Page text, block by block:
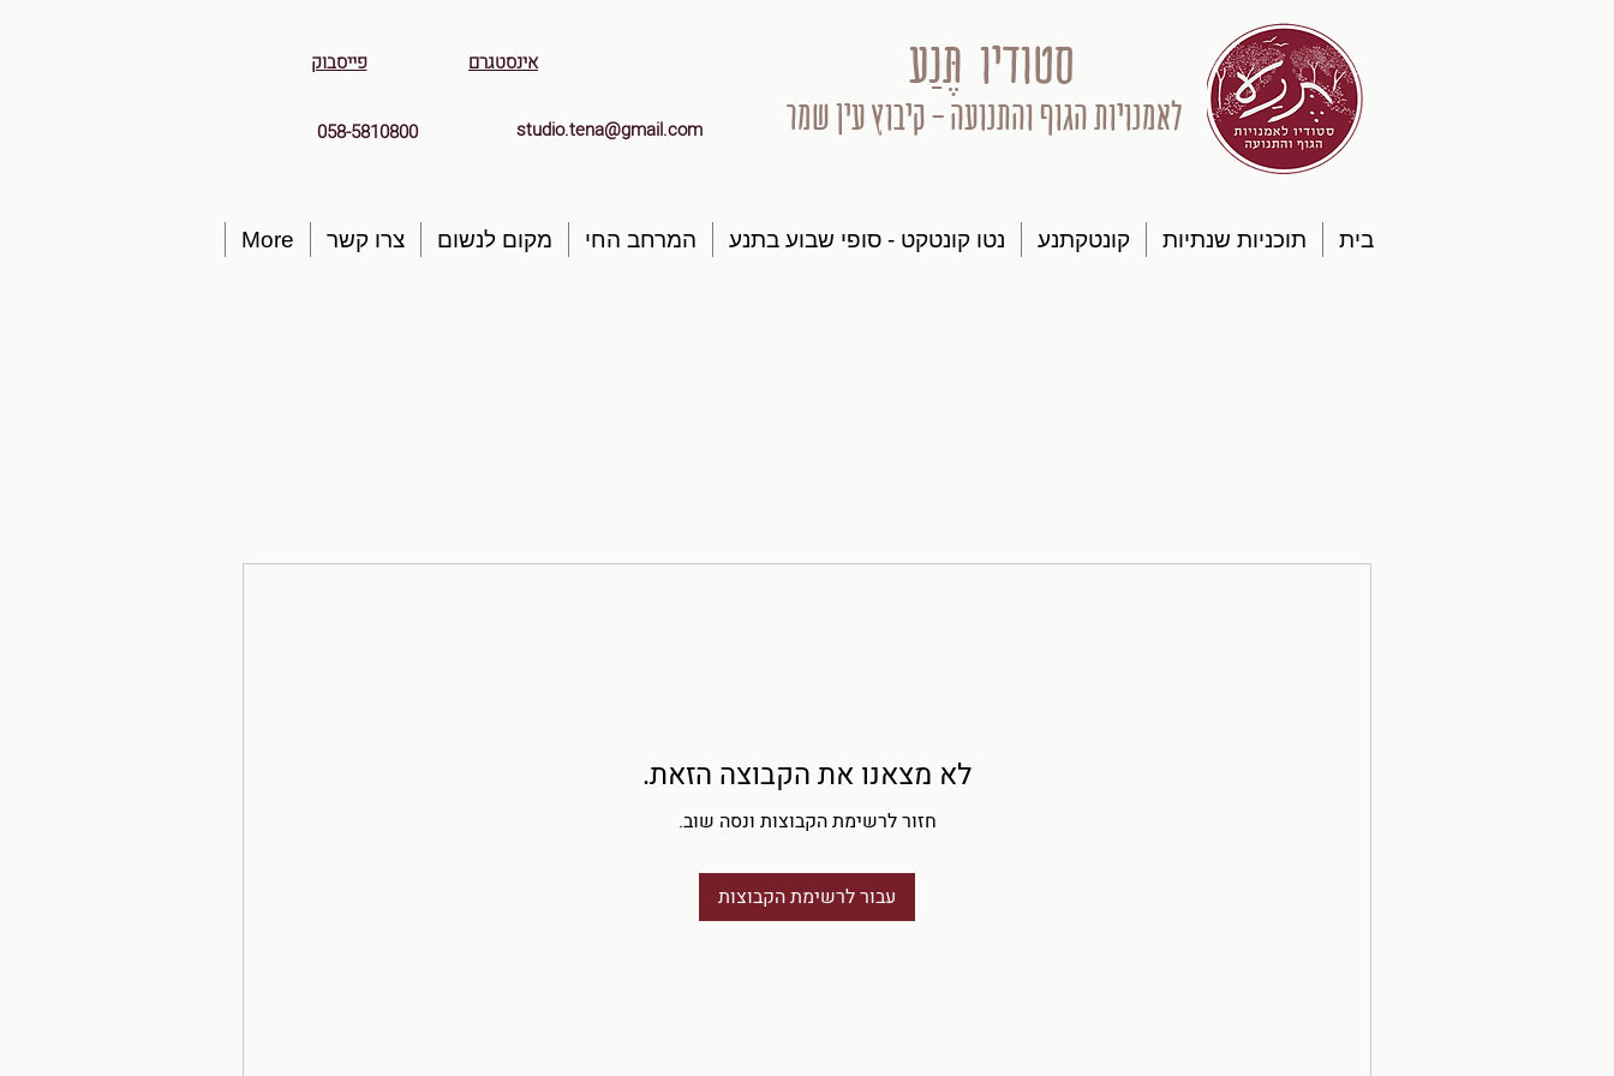
פייסבוק אינסטגרם
058-5810800 studio.tena@gmail.com
סטודיו תֶּנַע
לאמנויות הגוף והתנועה - קיבוץ עין שמר
בית תוכניות שנתיות קונטקתנע נטו קונטקט - סופי שבוע בתנע המרחב החי מקום לנשום צרו קשר More
לא מצאנו את הקבוצה הזאת.
חזור לרשימת הקבוצות ונסה שוב.
עבור לרשימת הקבוצות